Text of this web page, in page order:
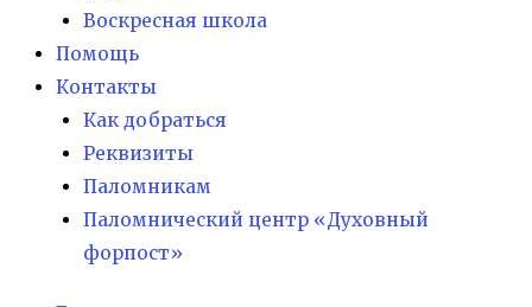
Воскресная школа
Помощь
Контакты
Как добраться
Реквизиты
Паломникам
Паломнический центр «Духовный
форпост»